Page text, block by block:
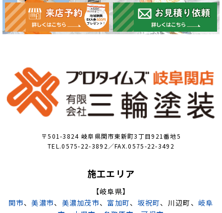
〒501-3824 岐阜県関市東新町3丁目921番地5
TEL.0575-22-3892／FAX.0575-22-3492
施工エリア
【岐阜県】
関市、美濃市、 美濃加茂市、 富加町、 坂祝町、川辺町、 岐阜